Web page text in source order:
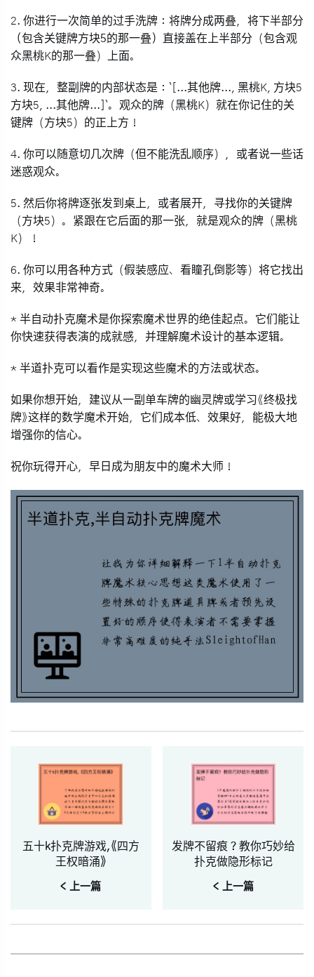
2. 你进行一次简单的过手洗牌 ：将牌分成两叠，将 下半部分
（包含关键牌方块5的那一叠）直接盖在 上半部分（包含观
众黑桃K的那一叠）上面。
3. 现在，整副牌的内部状态是：`[...其他牌..., 黑桃K, 方块5
方块5, ...其他牌...]`。观众的牌（黑桃K）就在你记住的关
键牌（方块5）的 正上方 ！
4. 你可以随意切几次牌（但不能洗乱顺序），或者说一些话
迷惑观众。
5. 然后你将牌逐张发到桌上，或者展开，寻找你的关键牌
（方块5）。 紧跟在它后面的那一张 ，就是观众的牌（黑桃
K）！
6. 你可以用各种方式（假装感应、看瞳孔倒影等）将它找出
来，效果非常神奇。
* 半自动扑克魔术是你探索魔术世界的绝佳起点。它们能让
你快速获得表演的成就感，并理解魔术设计的基本逻辑。
* 半道扑克可以看作是实现这些魔术的方法或状态。
如果你想开始，建议从一副 单车牌的幽灵牌或学习《终极找
牌》这样的数学魔术开始，它们成本低、效果好，能极大地
增强你的信心。
祝你玩得开心，早日成为朋友中的魔术大师！
五十k扑克牌游戏,《四方
王权暗涌》
< 上一篇
发牌不留痕？教你巧妙给
扑克做隐形标记
< 上一篇